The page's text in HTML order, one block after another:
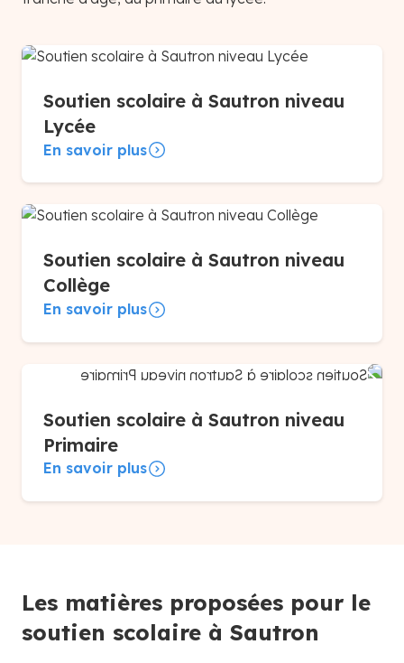
Soutien scolaire à Sautron niveau
Lycée
En savoir plus
Soutien scolaire à Sautron niveau
Collège
En savoir plus
Soutien scolaire à Sautron niveau
Primaire
En savoir plus
Les matières proposées pour le
soutien scolaire à Sautron